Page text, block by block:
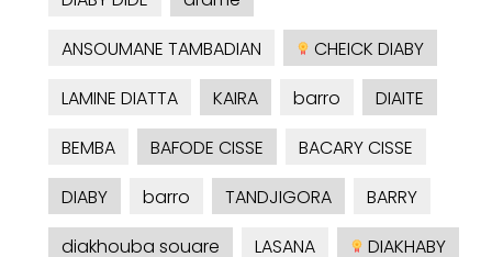
ANSOUMANE TAMBADIAN
CHEICK DIABY
LAMINE DIATTA
KAIRA barro
DIAITE
BEMBA
BAFODE CISSE
BACARY CISSE
DIABY
barro TANDJIGORA
BARRY
diakhouba souare
LASANA
DIAKHABY